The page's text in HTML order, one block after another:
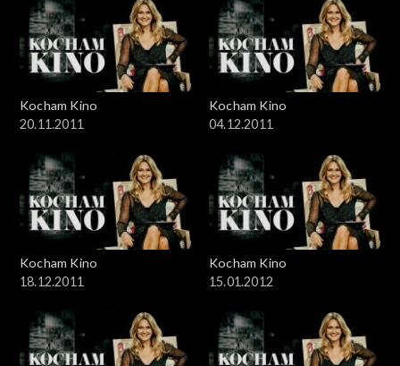
Kocham Kino
20.11.2011
Kocham Kino
04.12.2011
Kocham Kino
18.12.2011
Kocham Kino
15.01.2012